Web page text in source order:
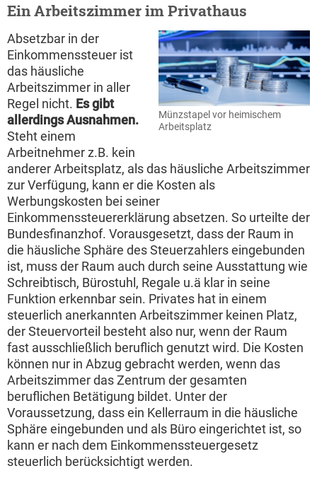
Ein Arbeitszimmer im Privathaus
Münzstapel vor heimischem
Arbeitsplatz
Absetzbar in der
Einkommenssteuer ist
das häusliche
Arbeitszimmer in aller
Regel nicht. Es gibt
allerdings Ausnahmen.
Steht einem
Arbeitnehmer z.B. kein
anderer Arbeitsplatz, als das häusliche Arbeitszimmer
zur Verfügung, kann er die Kosten als
Werbungskosten bei seiner
Einkommenssteuererklärung absetzen. So urteilte der
Bundesfinanzhof. Vorausgesetzt, dass der Raum in
die häusliche Sphäre des Steuerzahlers eingebunden
ist, muss der Raum auch durch seine Ausstattung wie
Schreibtisch, Bürostuhl, Regale u.ä klar in seine
Funktion erkennbar sein. Privates hat in einem
steuerlich anerkannten Arbeitszimmer keinen Platz,
der Steuervorteil besteht also nur, wenn der Raum
fast ausschließlich beruflich genutzt wird. Die Kosten
können nur in Abzug gebracht werden, wenn das
Arbeitszimmer das Zentrum der gesamten
beruflichen Betätigung bildet. Unter der
Voraussetzung, dass ein Kellerraum in die häusliche
Sphäre eingebunden und als Büro eingerichtet ist, so
kann er nach dem Einkommenssteuergesetz
steuerlich berücksichtigt werden.